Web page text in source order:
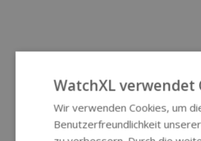
WatchXL verwendet
Wir verwenden Cookies, um
Benutzerfreundlichkeit